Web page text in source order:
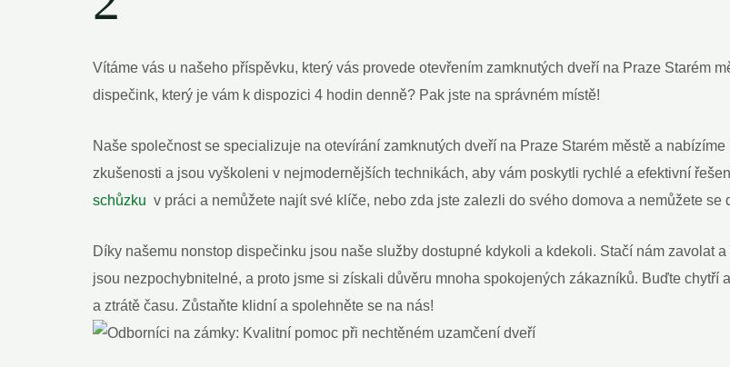
Vítáme vás u našeho příspěvku, který vás ⁢provede otevřením⁤ zamknutých dveří na ⁣Praze⁣ Starém
dispečink, který je vám k dispozici 4 hodin denně? ​Pak ‌jste na správném místě!
Naše společnost se specializuje na otevírání zamknutých dveří na Praze Starém městě a
zkušenosti a jsou vyškoleni v nejmodernějších technikách,⁢ aby vám poskytli rychlé a efektivní
schůzku
v ⁢práci a nemůžete ⁤najít své klíče,​ nebo zda jste zalezli do svého domova a nemůžete se
Díky našemu nonstop dispečinku jsou⁣ naše služby dostupné kdykoli⁢ a kdekoli. Stačí nám⁣ zavolat
jsou‌ nezpochybnitelné, ​a proto⁤ jsme si získali důvěru​ mnoha spokojených zákazníků. ⁢Buďte chytří
a ztrátě času. Zůstaňte klidní a spolehněte se⁢ na nás!